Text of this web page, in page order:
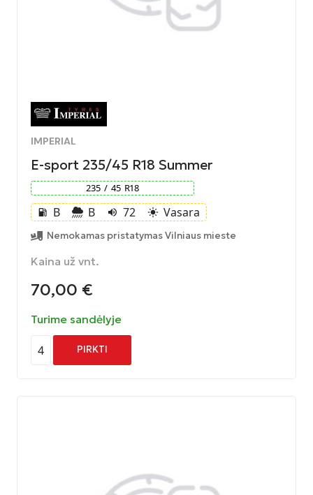
IMPERIAL
E-sport 235/45 R18 Summer
235 / 45 R18
local_gas_station B B volume_up 72 light_mode Vasara
Nemokamas pristatymas Vilniaus mieste
Kaina už vnt.
70,00 €
Turime sandėlyje
4 PIRKTI